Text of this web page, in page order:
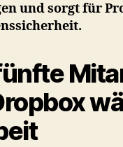
und sorgt für